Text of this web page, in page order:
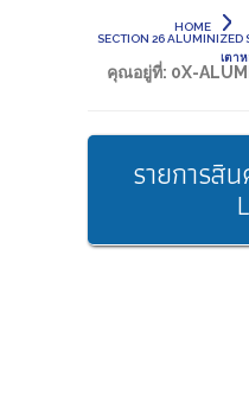
HOME
SECTION 26
เตา
คุณอยู่ที่: 0X-
รายการสิ